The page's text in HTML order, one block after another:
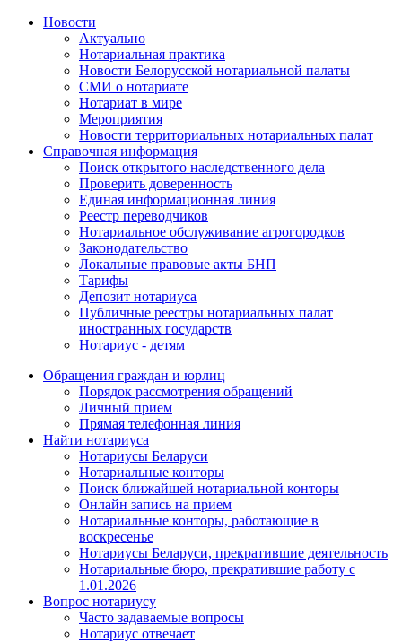
Новости
Актуально
Нотариальная практика
Новости Белорусской нотариальной палаты
СМИ о нотариате
Нотариат в мире
Мероприятия
Новости территориальных нотариальных палат
Справочная информация
Поиск открытого наследственного дела
Проверить доверенность
Единая информационная линия
Реестр переводчиков
Нотариальное обслуживание агрогородков
Законодательство
Локальные правовые акты БНП
Тарифы
Депозит нотариуса
Публичные реестры нотариальных палат
иностранных государств
Нотариус - детям
Обращения граждан и юрлиц
Порядок рассмотрения обращений
Личный прием
Прямая телефонная линия
Найти нотариуса
Нотариусы Беларуси
Нотариальные конторы
Поиск ближайшей нотариальной конторы
Онлайн запись на прием
Нотариальные конторы, работающие в
воскресенье
Нотариусы Беларуси, прекратившие деятельность
Нотариальные бюро, прекратившие работу с
1.01.2026
Вопрос нотариусу
Часто задаваемые вопросы
Нотариус отвечает